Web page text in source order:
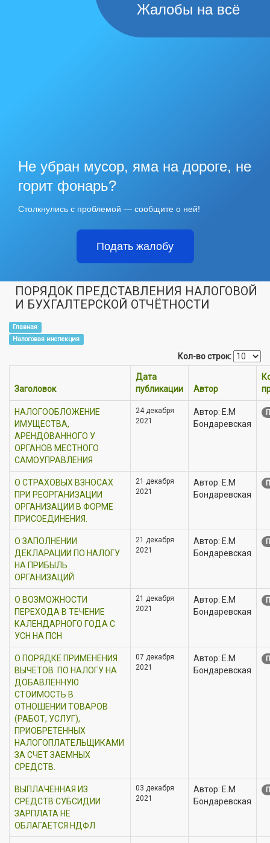
Жалобы на всё
Не убран мусор, яма на дороге, не
горит фонарь?
Столкнулись с проблемой — сообщите о ней!
Подать жалобу
ПОРЯДОК ПРЕДСТАВЛЕНИЯ НАЛОГОВОЙ
И БУХГАЛТЕРСКОЙ ОТЧЁТНОСТИ
Главная
Налоговая инспекция
Кол-во строк:
Заголовок
Дата
публикации
Автор
НАЛОГООБЛОЖЕНИЕ
ИМУЩЕСТВА,
АРЕНДОВАННОГО У
ОРГАНОВ МЕСТНОГО
САМОУПРАВЛЕНИЯ
24 декабря
2021
Автор: Е.М
Бондаревская
О СТРАХОВЫХ ВЗНОСАХ
ПРИ РЕОРГАНИЗАЦИИ
ОРГАНИЗАЦИИ В ФОРМЕ
ПРИСОЕДИНЕНИЯ.
21 декабря
2021
Автор: Е.М
Бондаревская
О ЗАПОЛНЕНИИ
ДЕКЛАРАЦИИ ПО НАЛОГУ
НА ПРИБЫЛЬ
ОРГАНИЗАЦИЙ
21 декабря
2021
Автор: Е.М
Бондаревская
О ВОЗМОЖНОСТИ
ПЕРЕХОДА В ТЕЧЕНИЕ
КАЛЕНДАРНОГО ГОДА С
УСН НА ПСН
21 декабря
2021
Автор: Е.М
Бондаревская
О ПОРЯДКЕ ПРИМЕНЕНИЯ
ВЫЧЕТОВ ПО НАЛОГУ НА
ДОБАВЛЕННУЮ
СТОИМОСТЬ В
ОТНОШЕНИИ ТОВАРОВ
(РАБОТ, УСЛУГ),
ПРИОБРЕТЕННЫХ
НАЛОГОПЛАТЕЛЬЩИКАМИ
ЗА СЧЕТ ЗАЕМНЫХ
СРЕДСТВ.
07 декабря
2021
Автор: Е.М
Бондаревская
ВЫПЛАЧЕННАЯ ИЗ
СРЕДСТВ СУБСИДИИ
ЗАРПЛАТА НЕ
ОБЛАГАЕТСЯ НДФЛ
03 декабря
2021
Автор: Е.М
Бондаревская